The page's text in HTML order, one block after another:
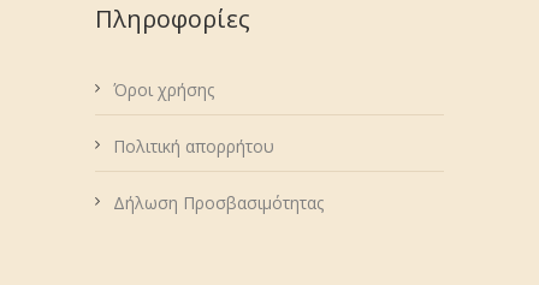
Πληροφορίες
Όροι χρήσης
Πολιτική απορρήτου
Δήλωση Προσβασιμότητας